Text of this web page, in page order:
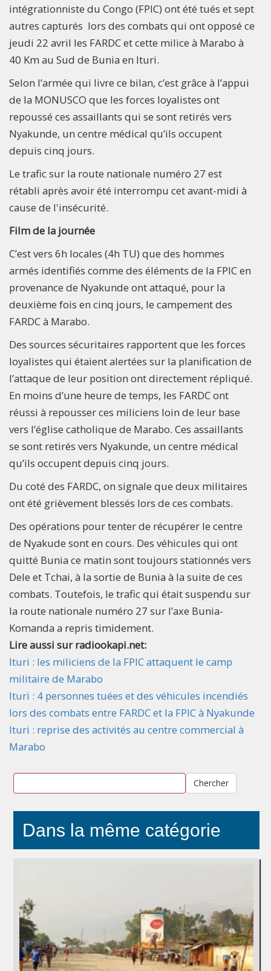
intégrationniste du Congo (FPIC) ont été tués et sept
autres capturés lors des combats qui ont opposé ce
jeudi 22 avril les FARDC et cette milice à Marabo à
40 Km au Sud de Bunia en Ituri.
Selon l’armée qui livre ce bilan, c’est grâce à l’appui
de la MONUSCO que les forces loyalistes ont
repoussé ces assaillants qui se sont retirés vers
Nyakunde, un centre médical qu’ils occupent
depuis cinq jours.
Le trafic sur la route nationale numéro 27 est
rétabli après avoir été interrompu cet avant-midi à
cause de l'insécurité.
Film de la journée
C’est vers 6h locales (4h TU) que des hommes
armés identifiés comme des éléments de la FPIC en
provenance de Nyakunde ont attaqué, pour la
deuxième fois en cinq jours, le campement des
FARDC à Marabo.
Des sources sécuritaires rapportent que les forces
loyalistes qui étaient alertées sur la planification de
l’attaque de leur position ont directement répliqué.
En moins d’une heure de temps, les FARDC ont
réussi à repousser ces miliciens loin de leur base
vers l’église catholique de Marabo. Ces assaillants
se sont retirés vers Nyakunde, un centre médical
qu’ils occupent depuis cinq jours.
Du coté des FARDC, on signale que deux militaires
ont été grièvement blessés lors de ces combats.
Des opérations pour tenter de récupérer le centre
de Nyakude sont en cours. Des véhicules qui ont
quitté Bunia ce matin sont toujours stationnés vers
Dele et Tchai, à la sortie de Bunia à la suite de ces
combats. Toutefois, le trafic qui était suspendu sur
la route nationale numéro 27 sur l’axe Bunia-
Komanda a repris timidement.
Lire aussi sur radiookapi.net:
Ituri : les miliciens de la FPIC attaquent le camp
militaire de Marabo
Ituri : 4 personnes tuées et des véhicules incendiés
lors des combats entre FARDC et la FPIC à Nyakunde
Ituri : reprise des activités au centre commercial à
Marabo
Chercher
Dans la même catégorie